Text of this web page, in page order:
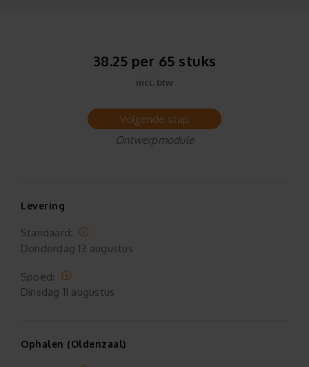
38.25 per 65 stuks
incl. btw
Volgende stap
Ontwerpmodule
Levering
Standaard:
Donderdag 13 augustus
Spoed:
Dinsdag 11 augustus
Ophalen (Oldenzaal)